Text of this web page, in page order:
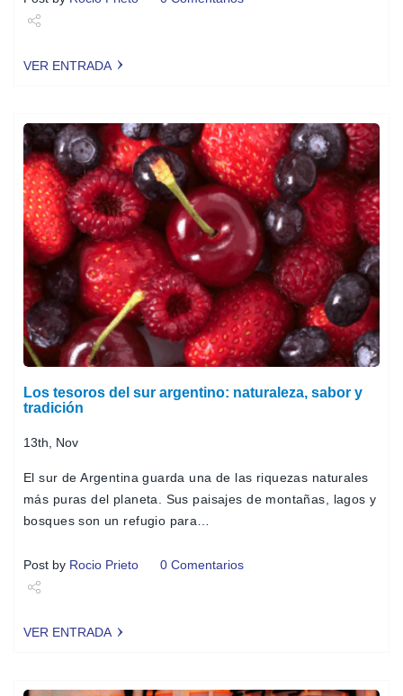
VER ENTRADA
Los tesoros del sur argentino: naturaleza, sabor y
tradición
13th, Nov
El sur de Argentina guarda una de las riquezas naturales
más puras del planeta. Sus paisajes de montañas, lagos y
bosques son un refugio para…
Post by Rocio Prieto 0 Comentarios
VER ENTRADA